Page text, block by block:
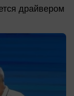
драйвером